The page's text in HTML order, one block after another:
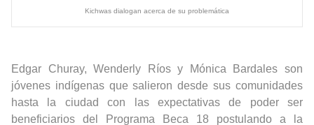
Kichwas dialogan acerca de su problemática
Edgar Churay, Wenderly Ríos y Mónica Bardales son
jóvenes indígenas que salieron desde sus comunidades
hasta la ciudad con las expectativas de poder ser
beneficiarios del Programa Beca 18 postulando a la